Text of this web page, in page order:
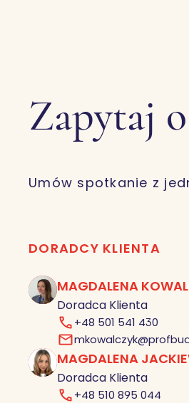
Zapytaj
Umów spotkanie z
DORADCY KLIENTA
MK MAGDALENA
Doradca Klienta
+48 501 541 430
MJ MAGDALENA
Doradca Klienta
+48 510 895 044